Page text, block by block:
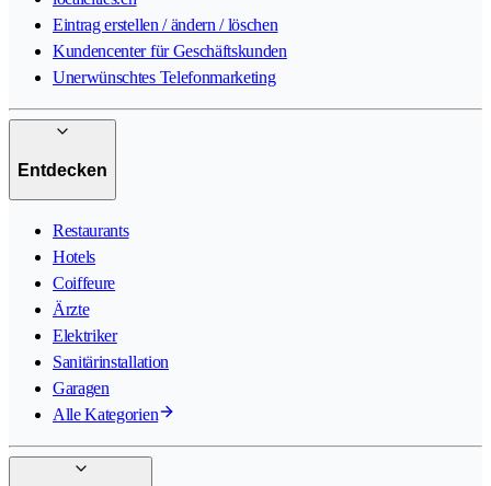
Eintrag erstellen / ändern / löschen
Kundencenter für Geschäftskunden
Unerwünschtes Telefonmarketing
Entdecken
Restaurants
Hotels
Coiffeure
Ärzte
Elektriker
Sanitärinstallation
Garagen
Alle Kategorien